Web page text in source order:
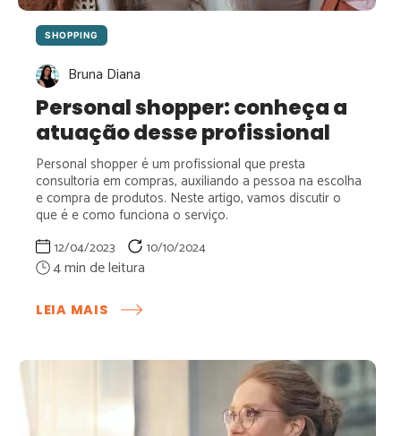
SHOPPING
Bruna Diana
Personal shopper: conheça a
atuação desse profissional
Personal shopper é um profissional que presta
consultoria em compras, auxiliando a pessoa na escolha
e compra de produtos. Neste artigo, vamos discutir o
que é e como funciona o serviço.
12/04/2023 10/10/2024
LEIA MAIS
PERSONAL
CONHEÇA
DESSE
PROFISSIONAL